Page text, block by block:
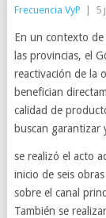
Frecuencia VyP 5
En un contexto
las provincias, el
reactivación de la
benefician
calidad de
buscan garantizar
se realizó el acto
inicio de seis
sobre el canal
También se